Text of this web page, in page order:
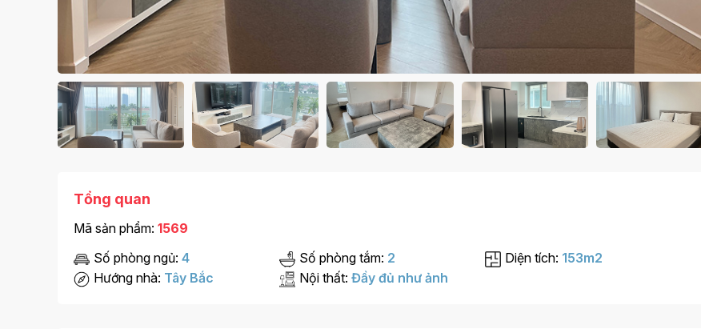
Tổng quan
Mã sản phẩm: 1569
Số phòng ngủ: 4 Số phòng tắm: 2 Diện tích: 153m2
Hướng nhà: Tây Bắc Nội thất: Đầy đủ như ảnh